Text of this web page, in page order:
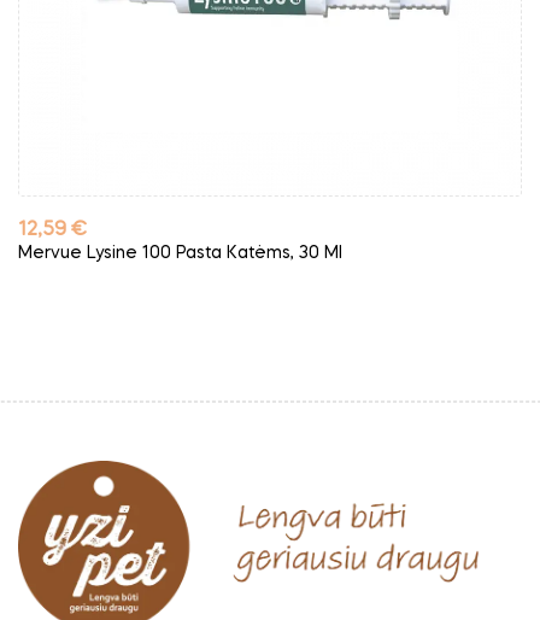
Kaina
12,59 €
Mervue Lysine 100 Pasta Katėms, 30 Ml